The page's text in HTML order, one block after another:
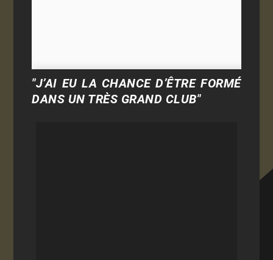
"J’AI EU LA CHANCE D’ÊTRE FORMÉ
DANS UN TRÈS GRAND CLUB"